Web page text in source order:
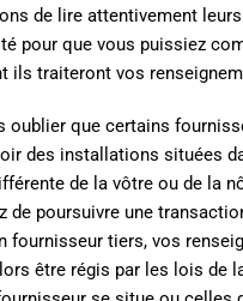
de lire attentivement
pour que vous puissiez
ils traiteront vos
oublier que certains
des installations situées
de la vôtre ou de la
de poursuivre une
fournisseur tiers, vos
être régis par les lois de